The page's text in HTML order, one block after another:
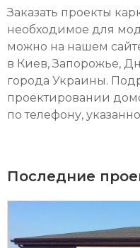
Заказать проекты
необходимое для
можно на нашем
в Киев, Запорожье,
города Украины.
проектировании
по телефону,
Последние